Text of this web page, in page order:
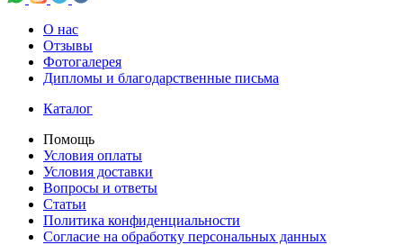
О нас
Отзывы
Фотогалерея
Дипломы и благодарственные письма
Каталог
Помощь
Условия оплаты
Условия доставки
Вопросы и ответы
Статьи
Политика конфиденциальности
Cогласие на обработку персональных данных